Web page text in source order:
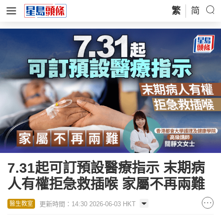
繁 简
7.31起可訂預設醫療指示 末期病
人有權拒急救插喉 家屬不再兩難
醫生教室 更新時間：14:30 2026-06-03 HKT